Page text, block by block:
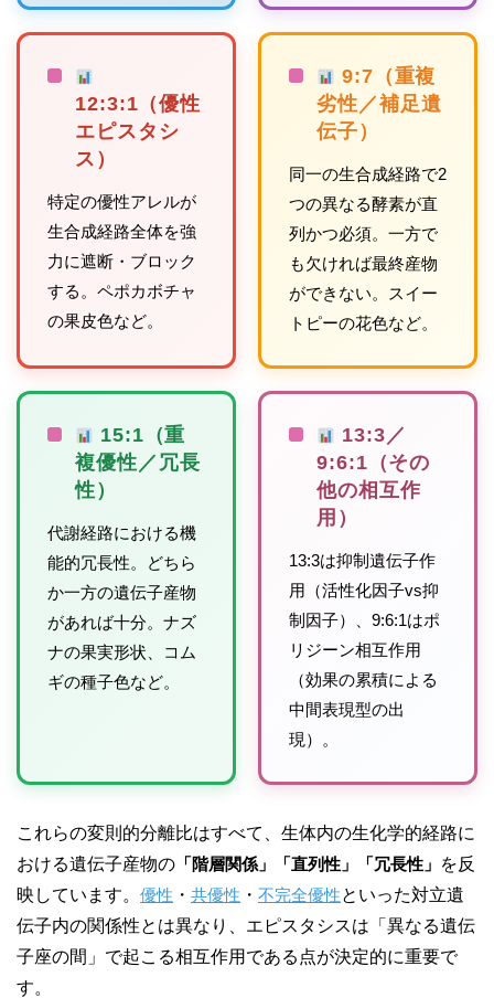
12:3:1（優性
エピスタシ
ス）
特定の優性アレルが
生合成経路全体を強
力に遮断・ブロック
する。ペポカボチャ
の果皮色など。
9:7（重複
劣性／補足遺
伝子）
同一の生合成経路で2
つの異なる酵素が直
列かつ必須。一方で
も欠ければ最終産物
ができない。スイー
トピーの花色など。
15:1（重
複優性／冗長
性）
代謝経路における機
能的冗長性。どちら
か一方の遺伝子産物
があれば十分。ナズ
ナの果実形状、コム
ギの種子色など。
13:3／
9:6:1（その
他の相互作
用）
13:3は抑制遺伝子作
用（活性化因子vs抑
制因子）、9:6:1はポ
リジーン相互作用
（効果の累積による
中間表現型の出
現）。
これらの変則的分離比はすべて、生体内の生化学的経路に
おける遺伝子産物の 「階層関係」「直列性」「冗長性」 を反
映しています。 優性 ・ 共優性 ・ 不完全優性といった対立遺
伝子内の関係性とは異なり、エピスタシスは「異なる遺伝
子座の間」で起こる相互作用である点が決定的に重要で
す。